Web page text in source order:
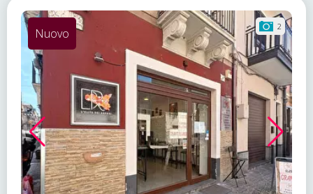
2
Nuovo